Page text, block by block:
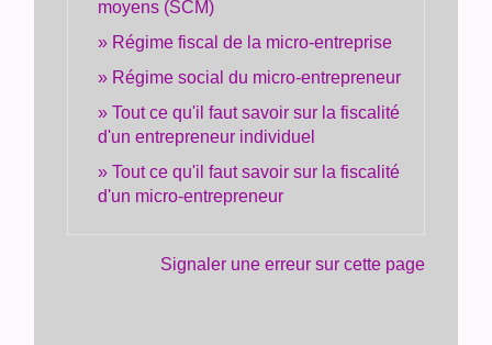
moyens (SCM)
Régime fiscal de la micro-entreprise
Régime social du micro-entrepreneur
Tout ce qu'il faut savoir sur la fiscalité
d'un entrepreneur individuel
Tout ce qu'il faut savoir sur la fiscalité
d'un micro-entrepreneur
Signaler une erreur sur cette page